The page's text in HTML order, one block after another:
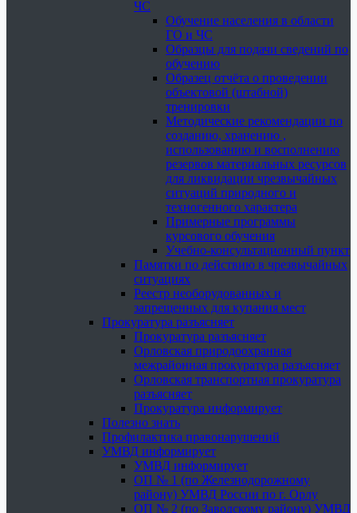
ЧС
Обучение населения в области
ГО и ЧС
Образцы для подачи сведений по
обучению
Образец отчёта о проведении
объектовой (штабной)
тренировки
Методические рекомендации по
созданию, хранению ,
использованию и восполнению
резервов материальных ресурсов
для ликвидации чрезвычайных
ситуаций природного и
техногенного характера
Примерные программы
курсового обучения
Учебно-консультационный пункт
Памятки по действию в чрезвычайных
ситуациях
Реестр необорудованных и
запрещенных для купания мест
Прокуратура разъясняет
Прокуратура разъясняет
Орловская природоохранная
межрайонная прокуратура разъясняет
Орловская транспортная прокуратура
разъясняет
Прокуратура информирует
Полезно знать
Профилактика правонарушений
УМВД информирует
УМВД информирует
ОП № 1 (по Железнодорожному
району) УМВД России по г. Орлу
ОП № 2 (по Заводскому району) УМВД